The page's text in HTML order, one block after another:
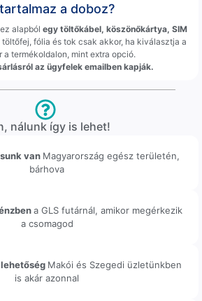
a doboz?
alapból egy töltőkábel, köszönőkártya, SIM
töltőfej, fólia és tok csak akkor, ha kiválasztja a
a termékoldalon, mint extra opció.
az ügyfelek emailben kapják.
nálunk így is lehet!
van Magyarország egész területén,
bárhova
a GLS futárnál, amikor megérkezik
a csomagod
Makói és Szegedi üzletünkben
is akár azonnal